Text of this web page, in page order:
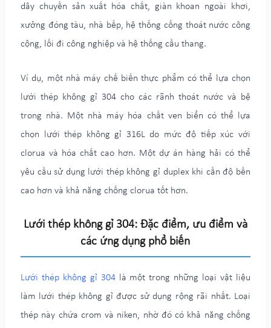
dây chuyền sản xuất hóa chất, giàn khoan ngoài khơi,
xưởng đóng tàu, nhà bếp, hệ thống cống thoát nước công
cộng, lối đi công nghiệp và hệ thống cầu thang.
Ví dụ, một nhà máy chế biến thực phẩm có thể lựa chọn
lưới thép không gỉ 304 cho các rãnh thoát nước và bệ
trong nhà. Một nhà máy hóa chất ven biển có thể lựa
chọn lưới thép không gỉ 316L do mức độ tiếp xúc với
clorua và hóa chất cao hơn. Một dự án hàng hải có thể
yêu cầu sử dụng lưới thép không gỉ duplex khi cần độ bền
cao hơn và khả năng chống clorua tốt hơn.
Lưới thép không gỉ 304: Đặc điểm, ưu điểm và
các ứng dụng phổ biến
Lưới thép không gỉ 304là một trong những loại vật liệu
làm lưới thép không gỉ được sử dụng rộng rãi nhất. Loại
thép này chứa crom và niken, nhờ đó có khả năng chống